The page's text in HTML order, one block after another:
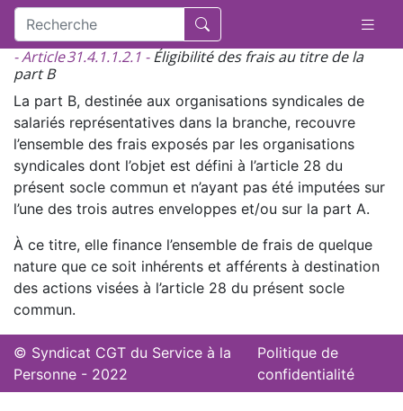
- Article 31.4.1.1.2.1 -Éligibilité des frais au titre de la
part B
La part B, destinée aux organisations syndicales de
salariés représentatives dans la branche, recouvre
l’ensemble des frais exposés par les organisations
syndicales dont l’objet est défini à l’article 28 du
présent socle commun et n’ayant pas été imputées sur
l’une des trois autres enveloppes et/ou sur la part A.
À ce titre, elle finance l’ensemble de frais de quelque
nature que ce soit inhérents et afférents à destination
des actions visées à l’article 28 du présent socle
commun.
© Syndicat CGT du Service à la
Personne - 2022
Politique de
confidentialité